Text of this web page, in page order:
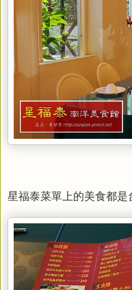
星福泰菜單上的美食都是